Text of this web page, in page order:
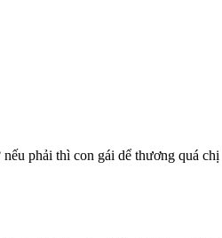
phải thì con gái dể thương quá